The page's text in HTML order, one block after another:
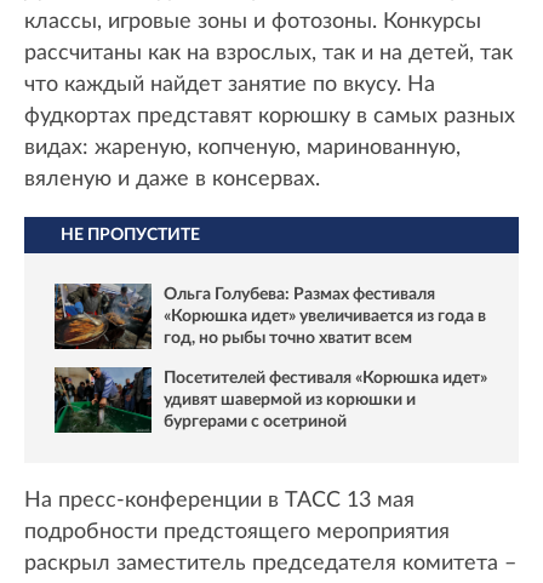
классы, игровые зоны и фотозоны. Конкурсы
рассчитаны как на взрослых, так и на детей, так
что каждый найдет занятие по вкусу. На
фудкортах представят корюшку в самых разных
видах: жареную, копченую, маринованную,
вяленую и даже в консервах.
НЕ ПРОПУСТИТЕ
Ольга Голубева: Размах фестиваля
«Корюшка идет» увеличивается из года в
год, но рыбы точно хватит всем
Посетителей фестиваля «Корюшка идет»
удивят шавермой из корюшки и
бургерами с осетриной
На пресс-конференции в ТАСС 13 мая
подробности предстоящего мероприятия
раскрыл заместитель председателя комитета –